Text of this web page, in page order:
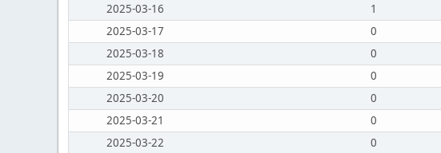
2025-03-16
1
2025-03-17
0
2025-03-18
0
2025-03-19
0
2025-03-20
0
2025-03-21
0
2025-03-22
0